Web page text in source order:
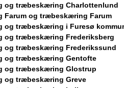
og træbeskæring Charlottenlund
Farum og træbeskæring Farum
og træbeskæring i Furesø
og træbeskæring Frederiksberg
og træbeskæring Frederikssund
og træbeskæring Gentofte
og træbeskæring Glostrup
og træbeskæring Greve